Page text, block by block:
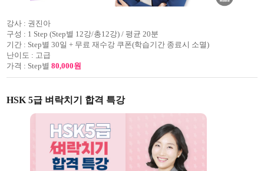
강사 : 권진아
구성 : 1 Step (Step별 12강/총12강) / 평균 20분
기간 : Step별 30일 + 무료 재수강 쿠폰(학습기간 종료시 소멸)
난이도 : 고급
가격 : Step별 80,000원
HSK 5급 벼락치기 합격 특강